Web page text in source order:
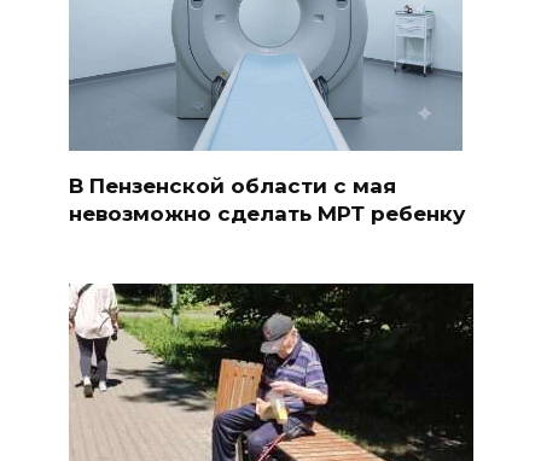
В Пензенской области с мая
невозможно сделать МРТ ребенку